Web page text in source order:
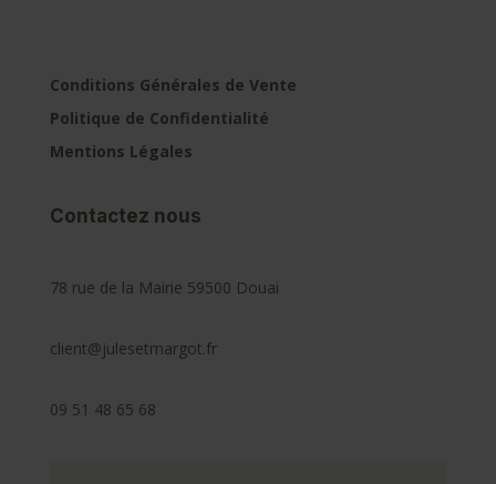
Conditions Générales de Vente
Politique de Confidentialité
Mentions Légales
Contactez nous
78 rue de la Mairie 59500 Douai
client@julesetmargot.fr
09 51 48 65 68